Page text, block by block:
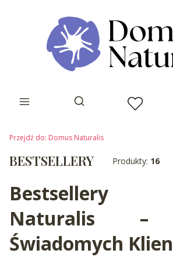
Otwórz wyszukiwarkę
Przejdź do: Domus Naturalis
BESTSELLERY Produkty: 16
Bestsellery
Naturalis –
Świadomych